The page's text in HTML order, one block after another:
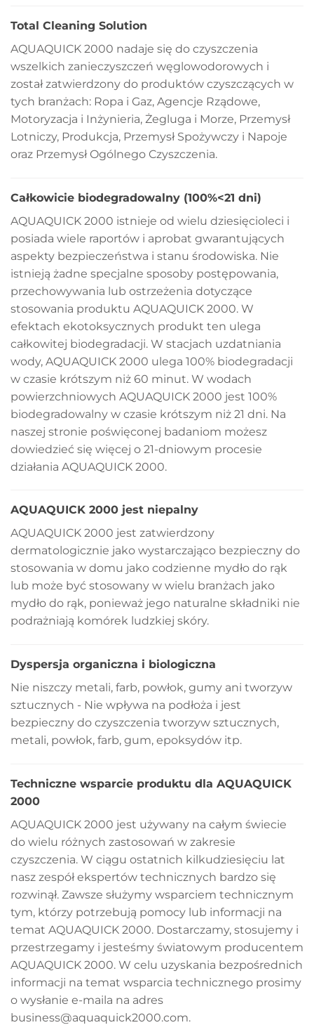
Total Cleaning Solution
AQUAQUICK 2000 nadaje się do czyszczenia
wszelkich zanieczyszczeń węglowodorowych i
został zatwierdzony do produktów czyszczących w
tych branżach: Ropa i Gaz, Agencje Rządowe,
Motoryzacja i Inżynieria, Żegluga i Morze, Przemysł
Lotniczy, Produkcja, Przemysł Spożywczy i Napoje
oraz Przemysł Ogólnego Czyszczenia.
Całkowicie biodegradowalny (100%<21 dni)
AQUAQUICK 2000 istnieje od wielu dziesięcioleci i
posiada wiele raportów i aprobat gwarantujących
aspekty bezpieczeństwa i stanu środowiska. Nie
istnieją żadne specjalne sposoby postępowania,
przechowywania lub ostrzeżenia dotyczące
stosowania produktu AQUAQUICK 2000. W
efektach ekotoksycznych produkt ten ulega
całkowitej biodegradacji. W stacjach uzdatniania
wody, AQUAQUICK 2000 ulega 100% biodegradacji
w czasie krótszym niż 60 minut. W wodach
powierzchniowych AQUAQUICK 2000 jest 100%
biodegradowalny w czasie krótszym niż 21 dni. Na
naszej stronie poświęconej badaniom możesz
dowiedzieć się więcej o 21-dniowym procesie
działania AQUAQUICK 2000.
AQUAQUICK 2000 jest niepalny
AQUAQUICK 2000 jest zatwierdzony
dermatologicznie jako wystarczająco bezpieczny do
stosowania w domu jako codzienne mydło do rąk
lub może być stosowany w wielu branżach jako
mydło do rąk, ponieważ jego naturalne składniki nie
podrażniają komórek ludzkiej skóry.
Dyspersja organiczna i biologiczna
Nie niszczy metali, farb, powłok, gumy ani tworzyw
sztucznych - Nie wpływa na podłoża i jest
bezpieczny do czyszczenia tworzyw sztucznych,
metali, powłok, farb, gum, epoksydów itp.
Techniczne wsparcie produktu dla AQUAQUICK
2000
AQUAQUICK 2000 jest używany na całym świecie
do wielu różnych zastosowań w zakresie
czyszczenia. W ciągu ostatnich kilkudziesięciu lat
nasz zespół ekspertów technicznych bardzo się
rozwinął. Zawsze służymy wsparciem technicznym
tym, którzy potrzebują pomocy lub informacji na
temat AQUAQUICK 2000. Dostarczamy, stosujemy i
przestrzegamy i jesteśmy światowym producentem
AQUAQUICK 2000. W celu uzyskania bezpośrednich
informacji na temat wsparcia technicznego prosimy
o wysłanie e-maila na adres
business@aquaquick2000.com.